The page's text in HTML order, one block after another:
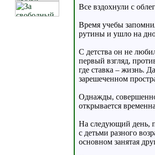
Все вздохнули с
Время учебы
рутины и ушло на
С детства он не
первый взгляд,
где ставка – жизнь.
зарешеченном
Однажды, совершенно
открывается
На следующий день,
с детьми разного
основном занятая